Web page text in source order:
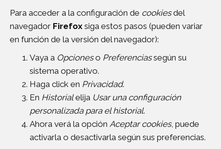
Para acceder a la configuración de cookiesdel
navegador Firefox siga estos pasos (pueden variar
en función de la versión del navegador):
Vaya a Opcioneso Preferenciassegún su
sistema operativo.
Haga click en Privacidad.
En Historialelija Usar una configuración
personalizada para el historial.
Ahora verá la opción Aceptar cookies, puede
activarla o desactivarla según sus preferencias.